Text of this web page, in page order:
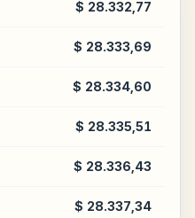
$ 28.332,77
$ 28.333,69
$ 28.334,60
$ 28.335,51
$ 28.336,43
$ 28.337,34